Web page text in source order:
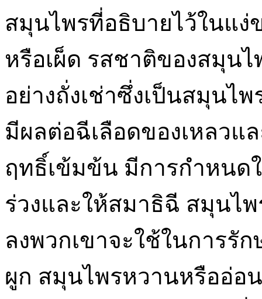
สมุนไพรที่อธิบายไว้ในแง่
หรือเผ็ด รสชาติของสมุน
อย่างถั่งเช่าซึ่งเป็นสมุนไ
มีผลต่อฉีเลือดของเหลวแ
ฤทธิ์เข้มข้น มีการกำหนด
ร่วงและให้สมาธิฉี สมุนไ
ลงพวกเขาจะใช้ในการรั
ผูก สมุนไพรหวานหรืออ่อ